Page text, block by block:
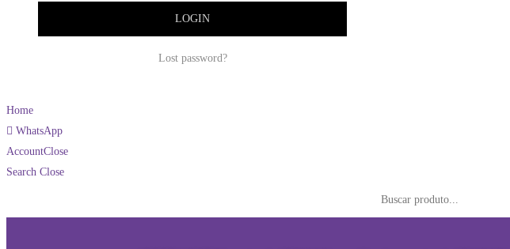
Lost password?
Home
WhatsApp
AccountClose
Search Close